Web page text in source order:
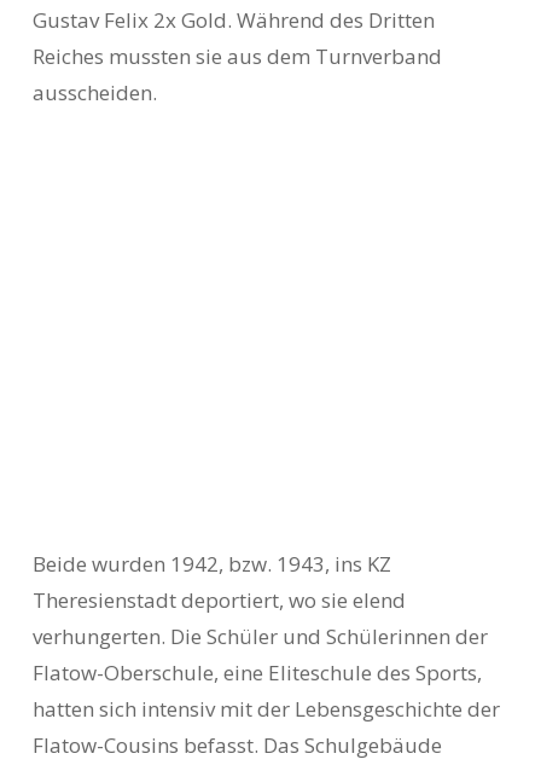
Gustav Felix 2x Gold. Während des Dritten
Reiches mussten sie aus dem Turnverband
ausscheiden.
Beide wurden 1942, bzw. 1943, ins KZ
Theresienstadt deportiert, wo sie elend
verhungerten. Die Schüler und Schülerinnen der
Flatow-Oberschule, eine Eliteschule des Sports,
hatten sich intensiv mit der Lebensgeschichte der
Flatow-Cousins befasst. Das Schulgebäude